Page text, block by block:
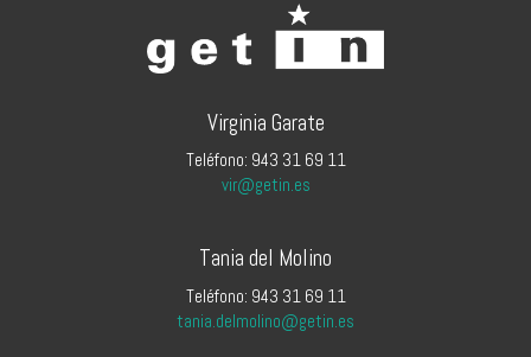
Virginia Garate
Teléfono: 943 31 69 11
vir@getin.es
Tania del Molino
Teléfono: 943 31 69 11
tania.delmolino@getin.es